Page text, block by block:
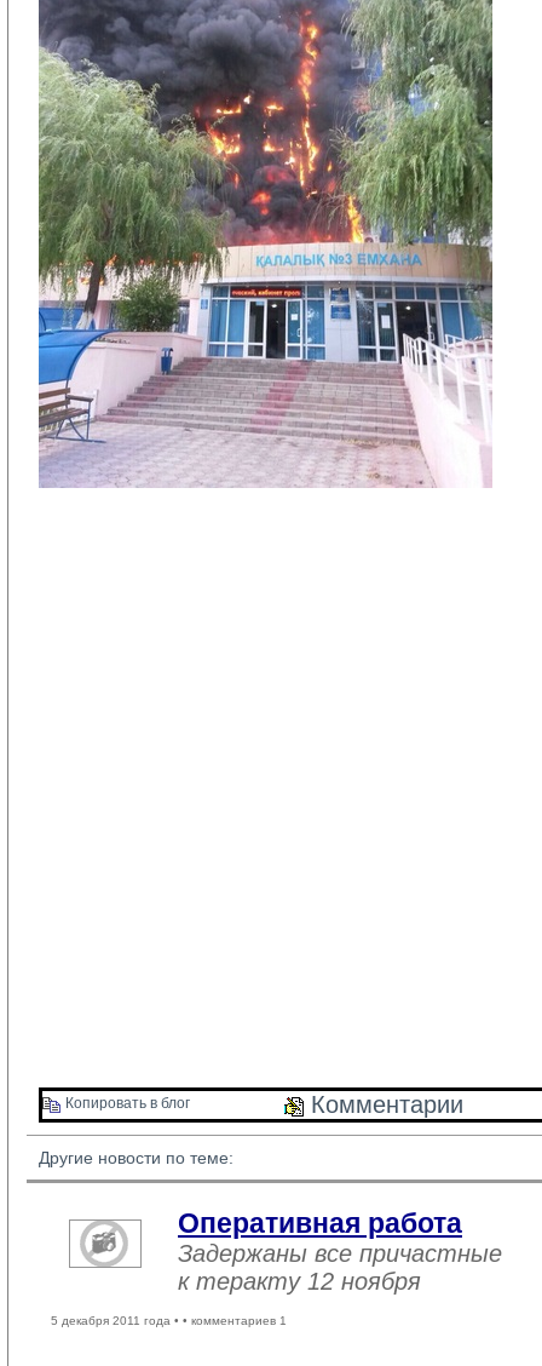
Копировать в блог Комментарии
Другие новости по теме:
Оперативная работа
Задержаны все причастные
к теракту 12 ноября
5 декабря 2011 года • • комментариев 1